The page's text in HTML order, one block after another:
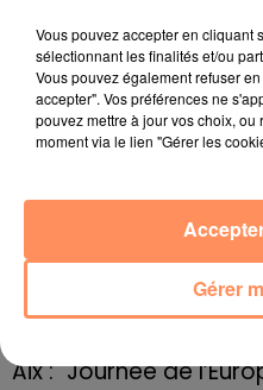
Toulon : des quais
10 mai 2022
Cassis organise sa
10 mai 2022
Frédéric Pache
Le rappeur
E=M6
Aix : "Journée de
Vous pouvez accepter en cliquant
sélectionnant les finalités et/ou
Vous pouvez également refuser
accepter". Vos préférences ne
pouvez mettre à jour vos choix,
moment via le lien "Gérer les
Gérer